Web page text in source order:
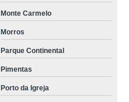
Monte Carmelo
Morros
Parque Continental
Pimentas
Porto da Igreja